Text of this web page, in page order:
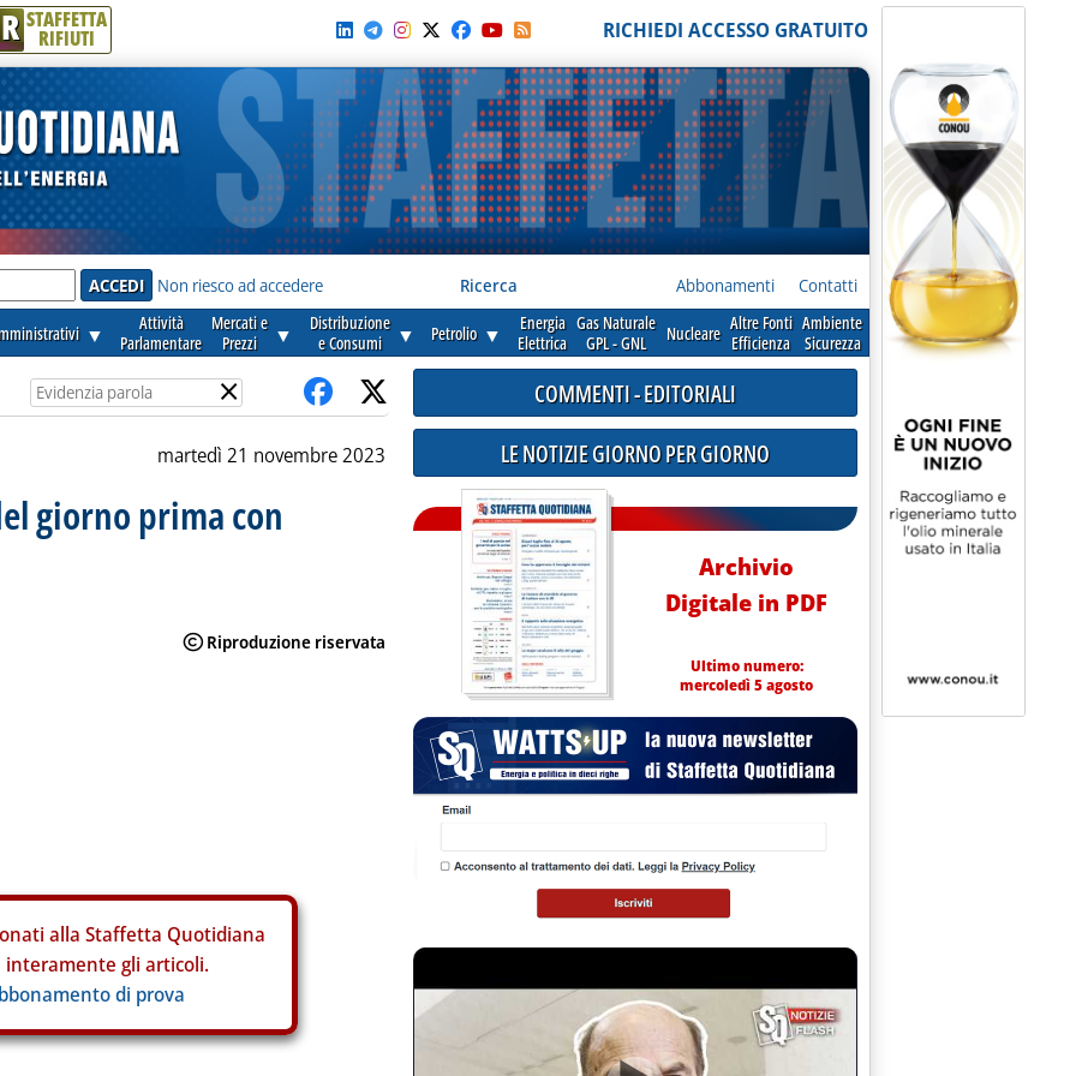
R STAFFETTA
RIFIUTI RICHIEDI ACCESSO GRATUITO
Non riesco ad accedere Ricerca Abbonamenti Contatti
▼
Attività
Parlamentare
Mercati e
Prezzi
▼
Distribuzione
e Consumi
▼ Petrolio ▼
Energia
Elettrica
Gas Naturale
GPL - GNL
Nucleare Altre Fonti
Efficienza
Ambiente
Sicurezza
×
martedì 21 novembre 2023
giorno prima con
alla Staffetta Quotidiana
interamente gli articoli.
di prova
COMMENTI - EDITORIALI
LE NOTIZIE GIORNO PER GIORNO
Archivio
Digitale in PDF
Ultimo numero:
mercoledì 5 agosto